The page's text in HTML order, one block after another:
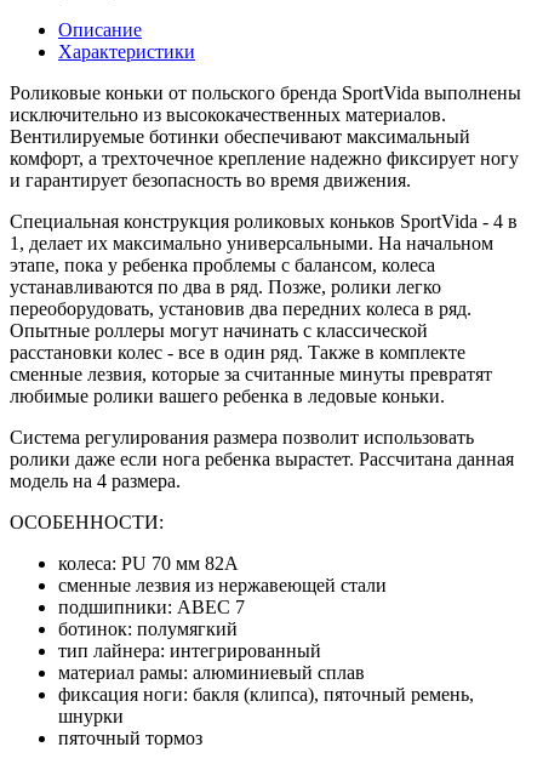
Описание
Характеристики
Роликовые коньки от польского бренда SportVida выполнены
исключительно из высококачественных материалов.
Вентилируемые ботинки обеспечивают максимальный
комфорт, а трехточечное крепление надежно фиксирует ногу
и гарантирует безопасность во время движения.
Специальная конструкция роликовых коньков SportVida - 4 в
1, делает их максимально универсальными. На начальном
этапе, пока у ребенка проблемы с балансом, колеса
устанавливаются по два в ряд. Позже, ролики легко
переоборудовать, установив два передних колеса в ряд.
Опытные роллеры могут начинать с классической
расстановки колес - все в один ряд. Также в комплекте
сменные лезвия, которые за считанные минуты превратят
любимые ролики вашего ребенка в ледовые коньки.
Система регулирования размера позволит использовать
ролики даже если нога ребенка вырастет. Рассчитана данная
модель на 4 размера.
ОСОБЕННОСТИ:
колеса: PU 70 мм 82А
сменные лезвия из нержавеющей стали
подшипники: ABEC 7
ботинок: полумягкий
тип лайнера: интегрированный
материал рамы: алюминиевый сплав
фиксация ноги: бакля (клипса), пяточный ремень,
шнурки
пяточный тормоз